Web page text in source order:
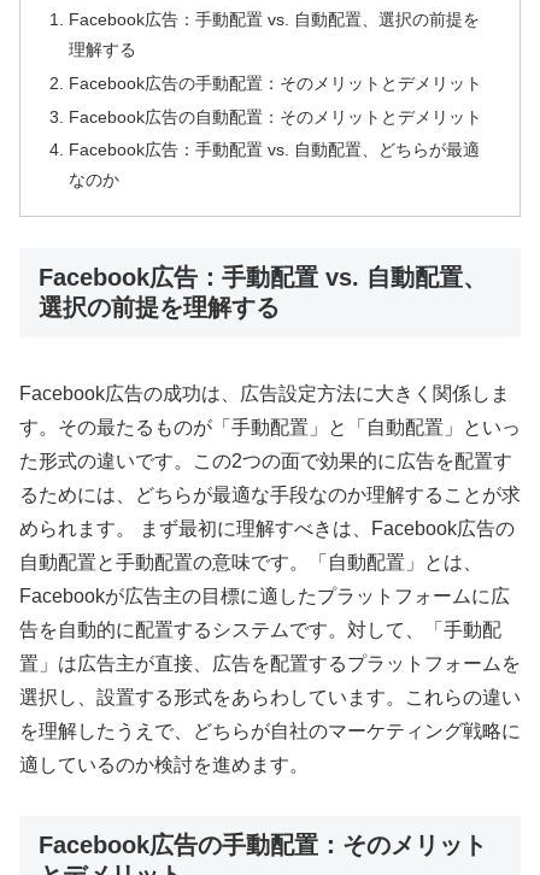
Facebook広告：手動配置 vs. 自動配置、選択の前提を
理解する
Facebook広告の手動配置：そのメリットとデメリット
Facebook広告の自動配置：そのメリットとデメリット
Facebook広告：手動配置 vs. 自動配置、どちらが最適
なのか
Facebook広告：手動配置 vs. 自動配置、
選択の前提を理解する
Facebook広告の成功は、広告設定方法に大きく関係しま
す。その最たるものが「手動配置」と「自動配置」といっ
た形式の違いです。この2つの面で効果的に広告を配置す
るためには、どちらが最適な手段なのか理解することが求
められます。 まず最初に理解すべきは、Facebook広告の
自動配置と手動配置の意味です。「自動配置」とは、
Facebookが広告主の目標に適したプラットフォームに広
告を自動的に配置するシステムです。対して、「手動配
置」は広告主が直接、広告を配置するプラットフォームを
選択し、設置する形式をあらわしています。これらの違い
を理解したうえで、どちらが自社のマーケティング戦略に
適しているのか検討を進めます。
Facebook広告の手動配置：そのメリット